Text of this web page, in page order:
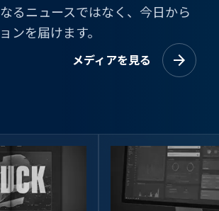
るニュースではなく、今日から
ンを届けます。
メディアを見る arrow_forward